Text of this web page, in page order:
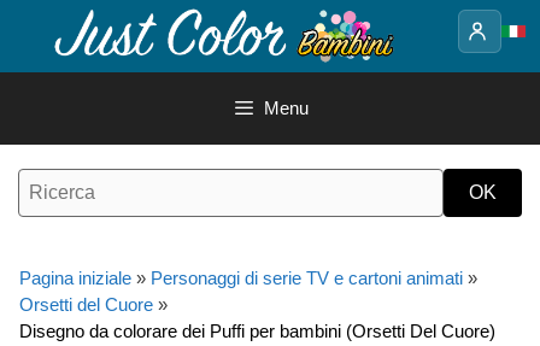
contenuto
Menu
Pagina iniziale » Personaggi di serie TV e cartoni animati »
Orsetti del Cuore »
Disegno da colorare dei Puffi per bambini (Orsetti Del Cuore)